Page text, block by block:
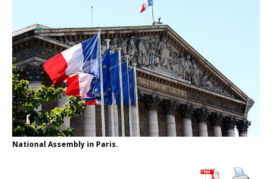
National Assembly in Paris.